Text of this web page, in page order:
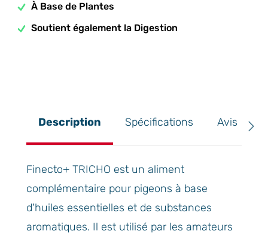
À Base de Plantes
Soutient également la Digestion
Description Spécifications Avis
Finecto+ TRICHO est un aliment
complémentaire pour pigeons à base
d'huiles essentielles et de substances
aromatiques. Il est utilisé par les amateurs